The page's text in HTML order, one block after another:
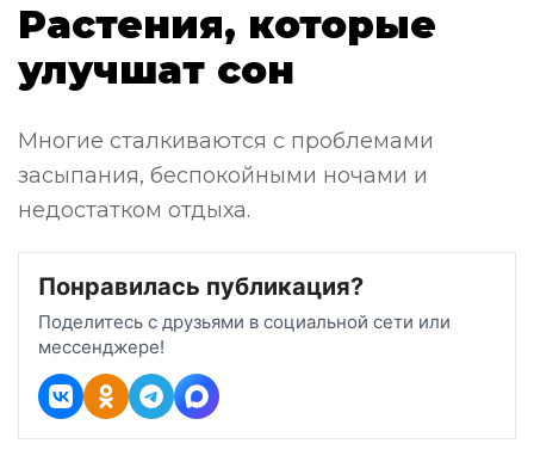
Растения, которые
улучшат сон
Многие сталкиваются с проблемами
засыпания, беспокойными ночами и
недостатком отдыха.
Понравилась публикация?
Поделитесь с друзьями в социальной сети или
мессенджере!